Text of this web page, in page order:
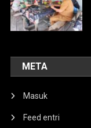
META
Masuk
Feed entri